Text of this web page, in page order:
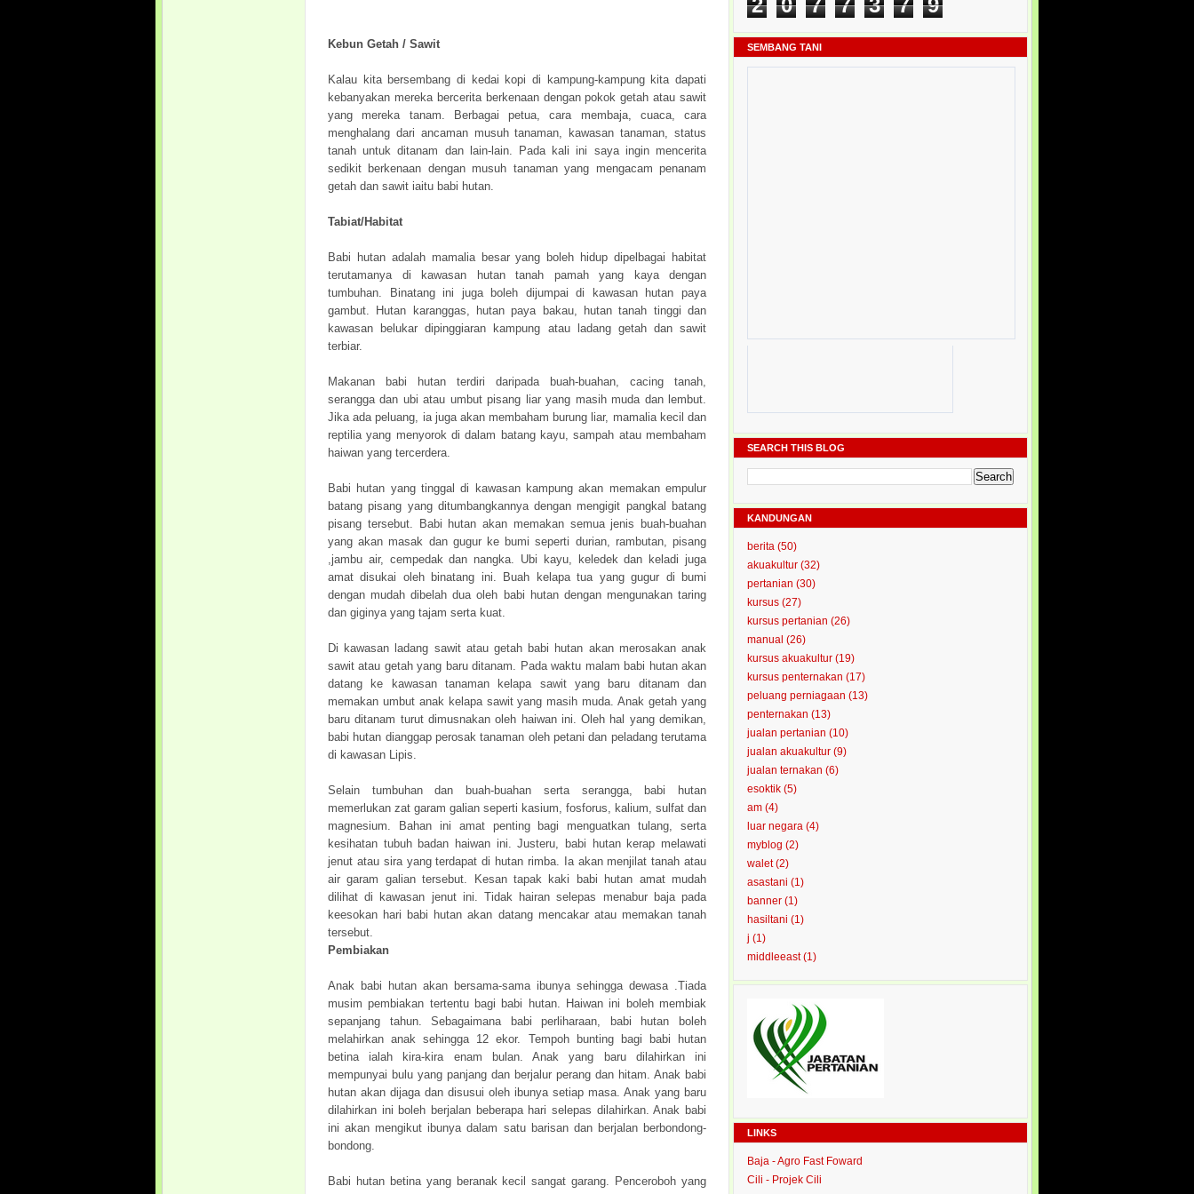
Kebun Getah / Sawit
Kalau kita bersembang di kedai kopi di kampung-kampung kita dapati
kebanyakan mereka bercerita berkenaan dengan pokok getah atau sawit
yang mereka tanam. Berbagai petua, cara membaja, cuaca, cara
menghalang dari ancaman musuh tanaman, kawasan tanaman, status
tanah untuk ditanam dan lain-lain. Pada kali ini saya ingin mencerita
sedikit berkenaan dengan musuh tanaman yang mengacam penanam
getah dan sawit iaitu babi hutan.
Tabiat/Habitat
Babi hutan adalah mamalia besar yang boleh hidup dipelbagai habitat
terutamanya di kawasan hutan tanah pamah yang kaya dengan
tumbuhan. Binatang ini juga boleh dijumpai di kawasan hutan paya
gambut. Hutan karanggas, hutan paya bakau, hutan tanah tinggi dan
kawasan belukar dipinggiaran kampung atau ladang getah dan sawit
terbiar.
Makanan babi hutan terdiri daripada buah-buahan, cacing tanah,
serangga dan ubi atau umbut pisang liar yang masih muda dan lembut.
Jika ada peluang, ia juga akan membaham burung liar, mamalia kecil dan
reptilia yang menyorok di dalam batang kayu, sampah atau membaham
haiwan yang tercerdera.
Babi hutan yang tinggal di kawasan kampung akan memakan empulur
batang pisang yang ditumbangkannya dengan mengigit pangkal batang
pisang tersebut. Babi hutan akan memakan semua jenis buah-buahan
yang akan masak dan gugur ke bumi seperti durian, rambutan, pisang
,jambu air, cempedak dan nangka. Ubi kayu, keledek dan keladi juga
amat disukai oleh binatang ini. Buah kelapa tua yang gugur di bumi
dengan mudah dibelah dua oleh babi hutan dengan mengunakan taring
dan giginya yang tajam serta kuat.
Di kawasan ladang sawit atau getah babi hutan akan merosakan anak
sawit atau getah yang baru ditanam. Pada waktu malam babi hutan akan
datang ke kawasan tanaman kelapa sawit yang baru ditanam dan
memakan umbut anak kelapa sawit yang masih muda. Anak getah yang
baru ditanam turut dimusnakan oleh haiwan ini. Oleh hal yang demikan,
babi hutan dianggap perosak tanaman oleh petani dan peladang terutama
di kawasan Lipis.
Selain tumbuhan dan buah-buahan serta serangga, babi hutan
memerlukan zat garam galian seperti kasium, fosforus, kalium, sulfat dan
magnesium. Bahan ini amat penting bagi menguatkan tulang, serta
kesihatan tubuh badan haiwan ini. Justeru, babi hutan kerap melawati
jenut atau sira yang terdapat di hutan rimba. Ia akan menjilat tanah atau
air garam galian tersebut. Kesan tapak kaki babi hutan amat mudah
dilihat di kawasan jenut ini. Tidak hairan selepas menabur baja pada
keesokan hari babi hutan akan datang mencakar atau memakan tanah
tersebut.
Pembiakan
Anak babi hutan akan bersama-sama ibunya sehingga dewasa .Tiada
musim pembiakan tertentu bagi babi hutan. Haiwan ini boleh membiak
sepanjang tahun. Sebagaimana babi perliharaan, babi hutan boleh
melahirkan anak sehingga 12 ekor. Tempoh bunting bagi babi hutan
betina ialah kira-kira enam bulan. Anak yang baru dilahirkan ini
mempunyai bulu yang panjang dan berjalur perang dan hitam. Anak babi
hutan akan dijaga dan disusui oleh ibunya setiap masa. Anak yang baru
dilahirkan ini boleh berjalan beberapa hari selepas dilahirkan. Anak babi
ini akan mengikut ibunya dalam satu barisan dan berjalan berbondong-
bondong.
Babi hutan betina yang beranak kecil sangat garang. Penceroboh yang
2 0 7 7 3 7 9
SEMBANG TANI
SEARCH THIS BLOG
KANDUNGAN
berita (50)
akuakultur (32)
pertanian (30)
kursus (27)
kursus pertanian (26)
manual (26)
kursus akuakultur (19)
kursus penternakan (17)
peluang perniagaan (13)
penternakan (13)
jualan pertanian (10)
jualan akuakultur (9)
jualan ternakan (6)
esoktik (5)
am (4)
luar negara (4)
myblog (2)
walet(2)
asastani (1)
banner (1)
hasiltani (1)
j (1)
middleeast(1)
LINKS
Baja - Agro Fast Foward
Cili - Projek Cili